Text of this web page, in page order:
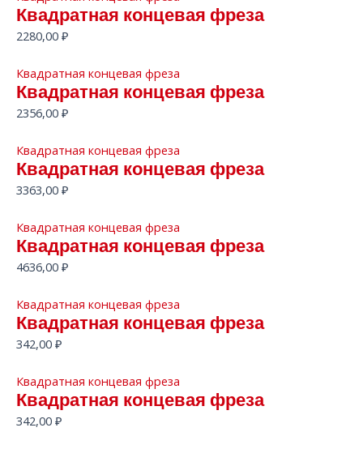
Квадратная концевая фреза
2280,00 ₽
Квадратная концевая фреза
Квадратная концевая фреза
2356,00 ₽
Квадратная концевая фреза
Квадратная концевая фреза
3363,00 ₽
Квадратная концевая фреза
Квадратная концевая фреза
4636,00 ₽
Квадратная концевая фреза
Квадратная концевая фреза
342,00 ₽
Квадратная концевая фреза
Квадратная концевая фреза
342,00 ₽